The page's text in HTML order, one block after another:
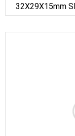
32X29X15mm
Módulos Luz